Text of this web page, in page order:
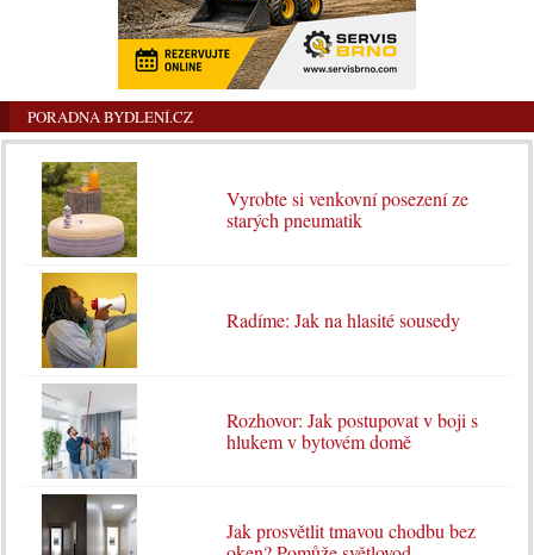
PORADNA BYDLENÍ.CZ
Vyrobte si venkovní posezení ze
starých pneumatik
Radíme: Jak na hlasité sousedy
Rozhovor: Jak postupovat v boji s
hlukem v bytovém domě
Jak prosvětlit tmavou chodbu bez